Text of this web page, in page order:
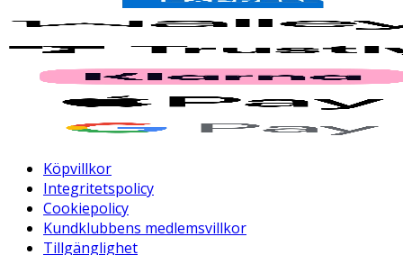
Köpvillkor
Integritetspolicy
Cookiepolicy
Kundklubbens medlemsvillkor
Tillgänglighet